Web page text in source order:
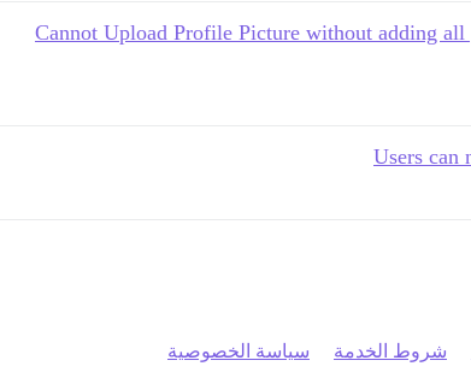
Cannot Upload Profile Picture without adding all
Users can
شروط الخدمة سياسة الخصوصية